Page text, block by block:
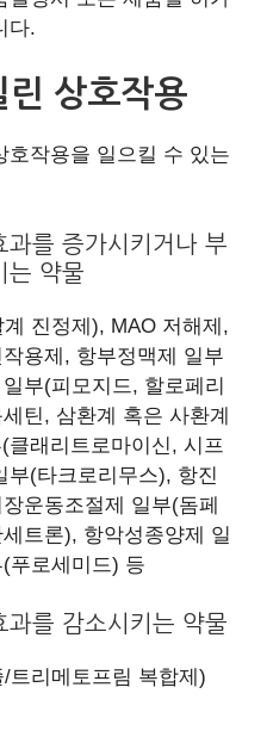
다.
상호작용
호작용을 일으킬 수 있는
를 증가시키거나 부
는 약물
진정제), MAO 저해제,
용제, 항부정맥제 일부
부(피모지드, 할로페리
틴, 삼환계 혹은 사환계
래리트로마이신, 시프
부(타크로리무스), 항진
운동조절제 일부(돔페
트론), 항악성종양제 일
푸로세미드) 등
를 감소시키는 약물
트리메토프림 복합제)